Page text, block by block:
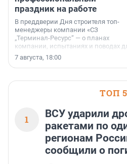
праздник на работе
В преддверии Дня строителя топ-
менеджеры компании «СЗ
„Терминал-Ресурс“ — о планах
компании, испытаниях и поводах
осторожного оптимизма.
7 августа, 18:00
ТОП 5
1
ВСУ ударили
ракетами по
регионам
сообщили о